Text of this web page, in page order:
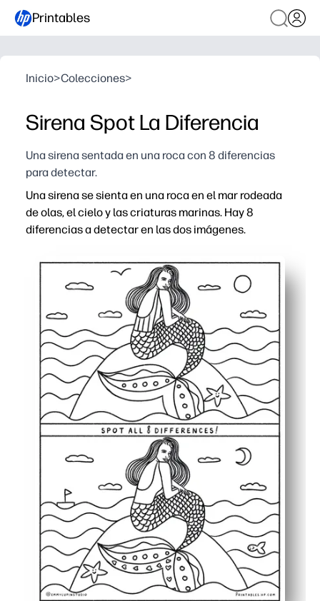
Printables
Inicio>Colecciones>
Sirena Spot La Diferencia
Una sirena sentada en una roca con 8 diferencias
para detectar.
Una sirena se sienta en una roca en el mar rodeada
de olas, el cielo y las criaturas marinas. Hay 8
diferencias a detectar en las dos imágenes.